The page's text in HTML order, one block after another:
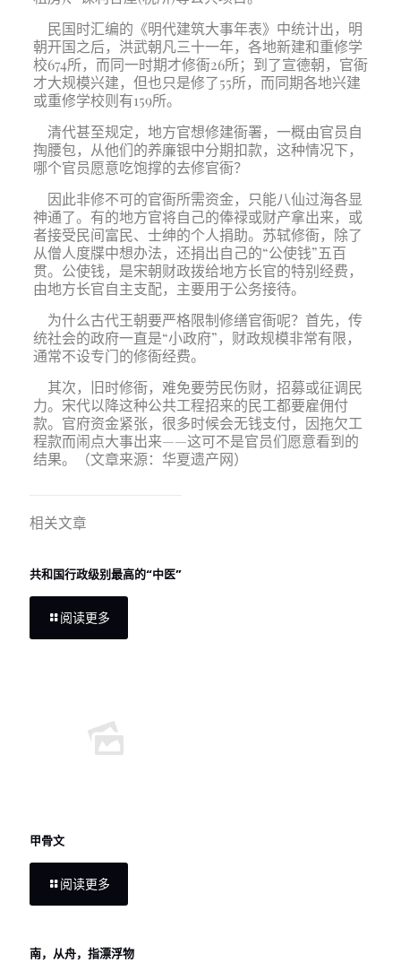
民国时汇编的《明代建筑大事年表》中统计出，明
朝开国之后，洪武朝凡三十一年，各地新建和重修学
校674所，而同一时期才修衙26所；到了宣德朝，官衙
才大规模兴建，但也只是修了55所，而同期各地兴建
或重修学校则有159所。
清代甚至规定，地方官想修建衙署，一概由官员自
掏腰包，从他们的养廉银中分期扣款，这种情况下，
哪个官员愿意吃饱撑的去修官衙？
因此非修不可的官衙所需资金，只能八仙过海各显
神通了。有的地方官将自己的俸禄或财产拿出来，或
者接受民间富民、士绅的个人捐助。苏轼修衙，除了
从僧人度牒中想办法，还捐出自己的“公使钱”五百
贯。公使钱，是宋朝财政拨给地方长官的特别经费，
由地方长官自主支配，主要用于公务接待。
为什么古代王朝要严格限制修缮官衙呢？首先，传
统社会的政府一直是“小政府”，财政规模非常有限，
通常不设专门的修衙经费。
其次，旧时修衙，难免要劳民伤财，招募或征调民
力。宋代以降这种公共工程招来的民工都要雇佣付
款。官府资金紧张，很多时候会无钱支付，因拖欠工
程款而闹点大事出来——这可不是官员们愿意看到的
结果。（文章来源：华夏遗产网）
相关文章
共和国行政级别最高的“中医”
阅读更多
甲骨文
阅读更多
南，从舟，指漂浮物